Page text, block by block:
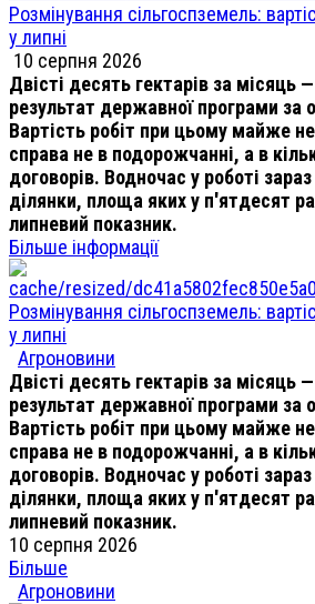
Розмінування сільгоспземель:
у липні
10 серпня 2026
Двісті десять гектарів за місяць
результат державної програми за
Вартість робіт при цьому майже
справа не в подорожчанні, а в
договорів. Водночас у роботі
ділянки, площа яких у п'ятдесят
липневий показник.
Більше інформації
Розмінування сільгоспземель:
у липні
Агроновини
Двісті десять гектарів за місяць
результат державної програми за
Вартість робіт при цьому майже
справа не в подорожчанні, а в
договорів. Водночас у роботі
ділянки, площа яких у п'ятдесят
липневий показник.
10 серпня 2026
Більше
Агроновини